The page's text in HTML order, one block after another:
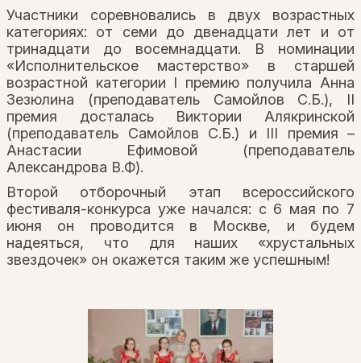
Участники соревновались в двух возрастных
категориях: от семи до двенадцати лет и от
тринадцати до восемнадцати. В номинации
«Исполнительское мастерство» в старшей
возрастной категории I премию получила Анна
Зезюлина (преподаватель Самойлов С.Б.), II
премия досталась Виктории Алякринской
(преподаватель Самойлов С.Б.) и III премия –
Анастасии Ефимовой (преподаватель
Александрова В.Ф).
Второй отборочный этап всероссийского
фестиваля-конкурса уже начался: с 6 мая по 7
июня он проводится в Москве, и будем
надеяться, что для наших «хрустальных
звездочек» он окажется таким же успешным!